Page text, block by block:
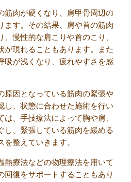
筋肉が硬くなり、肩甲骨周辺の
ます。その結果、肩や首の筋肉
、慢性的な肩こりや首のこり、
が現れることもあります。また
吸が浅くなり、疲れやすさを感
原因となっている筋肉の緊張や
し、状態に合わせた施術を行い
は、手技療法によって胸や肩、
し、緊張している筋肉を緩める
を整えていきます。
熱療法などの物理療法を用いて
回復をサポートすることもあり